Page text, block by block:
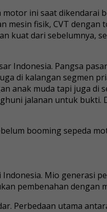
ini saat dikendarai
fisik, CVT
kuat dari sebelumnya,
Indonesia. Pangsa
di kalangan segmen
anak muda tapi juga
jalanan untuk
booming sepeda
Mio generasi
pembenahan
Perbedaan utama